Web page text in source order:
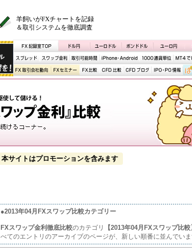
羊飼いがFXチャートを記録
＆取引システムを徹底調査
本サイトはプロモーションを含みます
●2013年04月FXスワップ比較カテゴリー
FXスワップ金利徹底比較のカテゴリ 【2013年04月FXスワップ比較
べてのエントリのアーカイブのページが、新しい順番に並んでいま